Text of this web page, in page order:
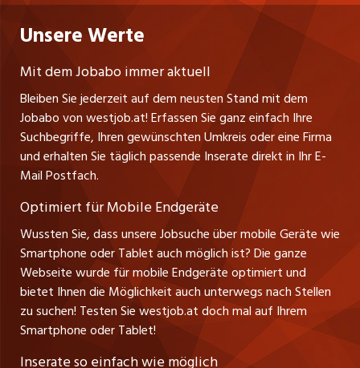
Praktika
Führungspositionen
Management / Kader-Jobs
Impressum
jobzüri.ch
jobmittelland.ch
jobbern.ch
jobbasel.ch
zentraljob.ch
myjob.ch
schaffu.ch (VS)
ajourjob.ch
russmedia.com
Gutenbergstrasse 1
A-6858 Schwarzach
Stefan Spötl
Tel. +43 664 39 47 47 7
Leiter westjob.at
Andrea Graf
Tel. +43 664 20 30 02 1
Verkauf und Beratung
Unsere Werte
Mit dem Jobabo immer aktuell
Bleiben Sie jederzeit auf dem neusten Stand mit dem
Jobabo von westjob.at! Erfassen Sie ganz einfach Ihre
Suchbegriffe, Ihren gewünschten Umkreis oder eine Firma
und erhalten Sie täglich passende Inserate direkt in Ihr E-
Mail Postfach.
Optimiert für Mobile Endgeräte
Wussten Sie, dass unsere Jobsuche über mobile Geräte wie
Smartphone oder Tablet auch möglich ist? Die ganze
Webseite wurde für mobile Endgeräte optimiert und
bietet Ihnen die Möglichkeit auch unterwegs nach Stellen
zu suchen! Testen Sie westjob.at doch mal auf Ihrem
Smartphone oder Tablet!
Inserate so einfach wie möglich